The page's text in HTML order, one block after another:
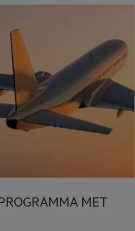
MET